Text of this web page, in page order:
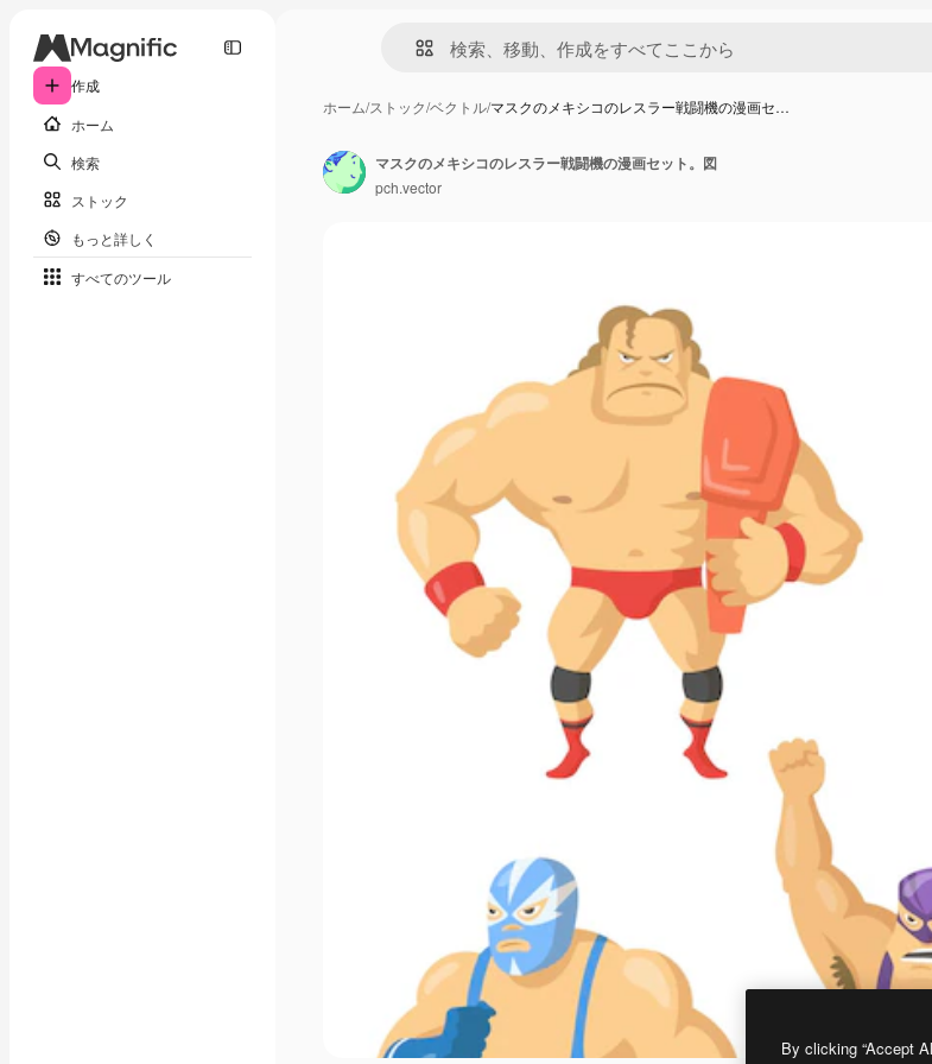
作成
ホーム
検索
ストック
もっと詳しく
すべてのツール
ホーム/ストック/ベクトル/マスクのメキシコのレスラー戦闘機の漫画セ…
マスクのメキシコのレスラー戦闘機の漫画セット。図
pch.vector
By clicking “Accept